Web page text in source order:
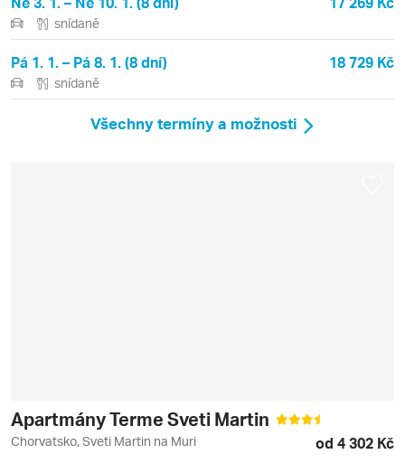
snídaně
Pá 1. 1. – Pá 8. 1. (8 dní) 18 729 Kč
snídaně
Všechny termíny a možnosti
Apartmány Terme Sveti Martin
Chorvatsko, Sveti Martin na Muri od 4 302 Kč